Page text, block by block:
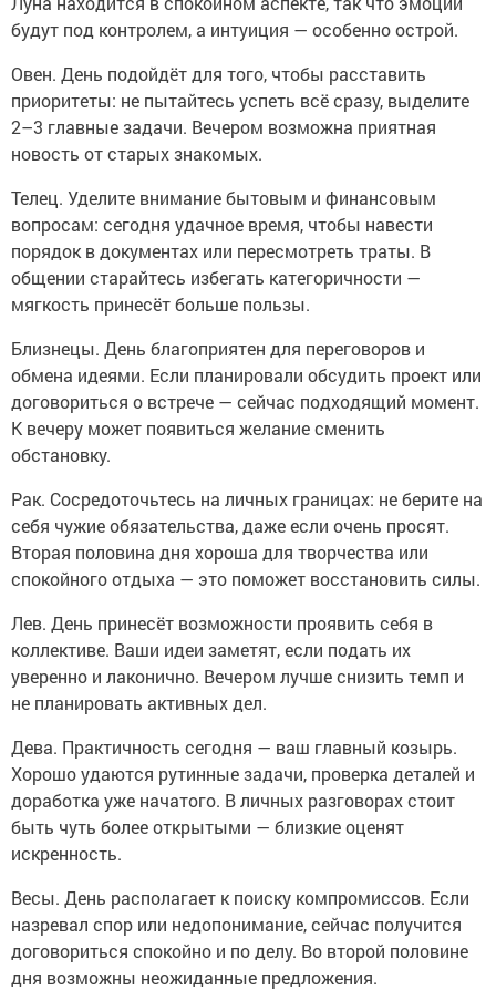
будут под контролем, а интуиция — особенно острой.
Овен. День подойдёт для того, чтобы расставить
приоритеты: не пытайтесь успеть всё сразу, выделите
2–3 главные задачи. Вечером возможна приятная
новость от старых знакомых.
Телец. Уделите внимание бытовым и финансовым
вопросам: сегодня удачное время, чтобы навести
порядок в документах или пересмотреть траты. В
общении старайтесь избегать категоричности —
мягкость принесёт больше пользы.
Близнецы. День благоприятен для переговоров и
обмена идеями. Если планировали обсудить проект или
договориться о встрече — сейчас подходящий момент.
К вечеру может появиться желание сменить
обстановку.
Рак. Сосредоточьтесь на личных границах: не берите на
себя чужие обязательства, даже если очень просят.
Вторая половина дня хороша для творчества или
спокойного отдыха — это поможет восстановить силы.
Лев. День принесёт возможности проявить себя в
коллективе. Ваши идеи заметят, если подать их
уверенно и лаконично. Вечером лучше снизить темп и
не планировать активных дел.
Дева. Практичность сегодня — ваш главный козырь.
Хорошо удаются рутинные задачи, проверка деталей и
доработка уже начатого. В личных разговорах стоит
быть чуть более открытыми — близкие оценят
искренность.
Весы. День располагает к поиску компромиссов. Если
назревал спор или недопонимание, сейчас получится
договориться спокойно и по делу. Во второй половине
дня возможны неожиданные предложения.